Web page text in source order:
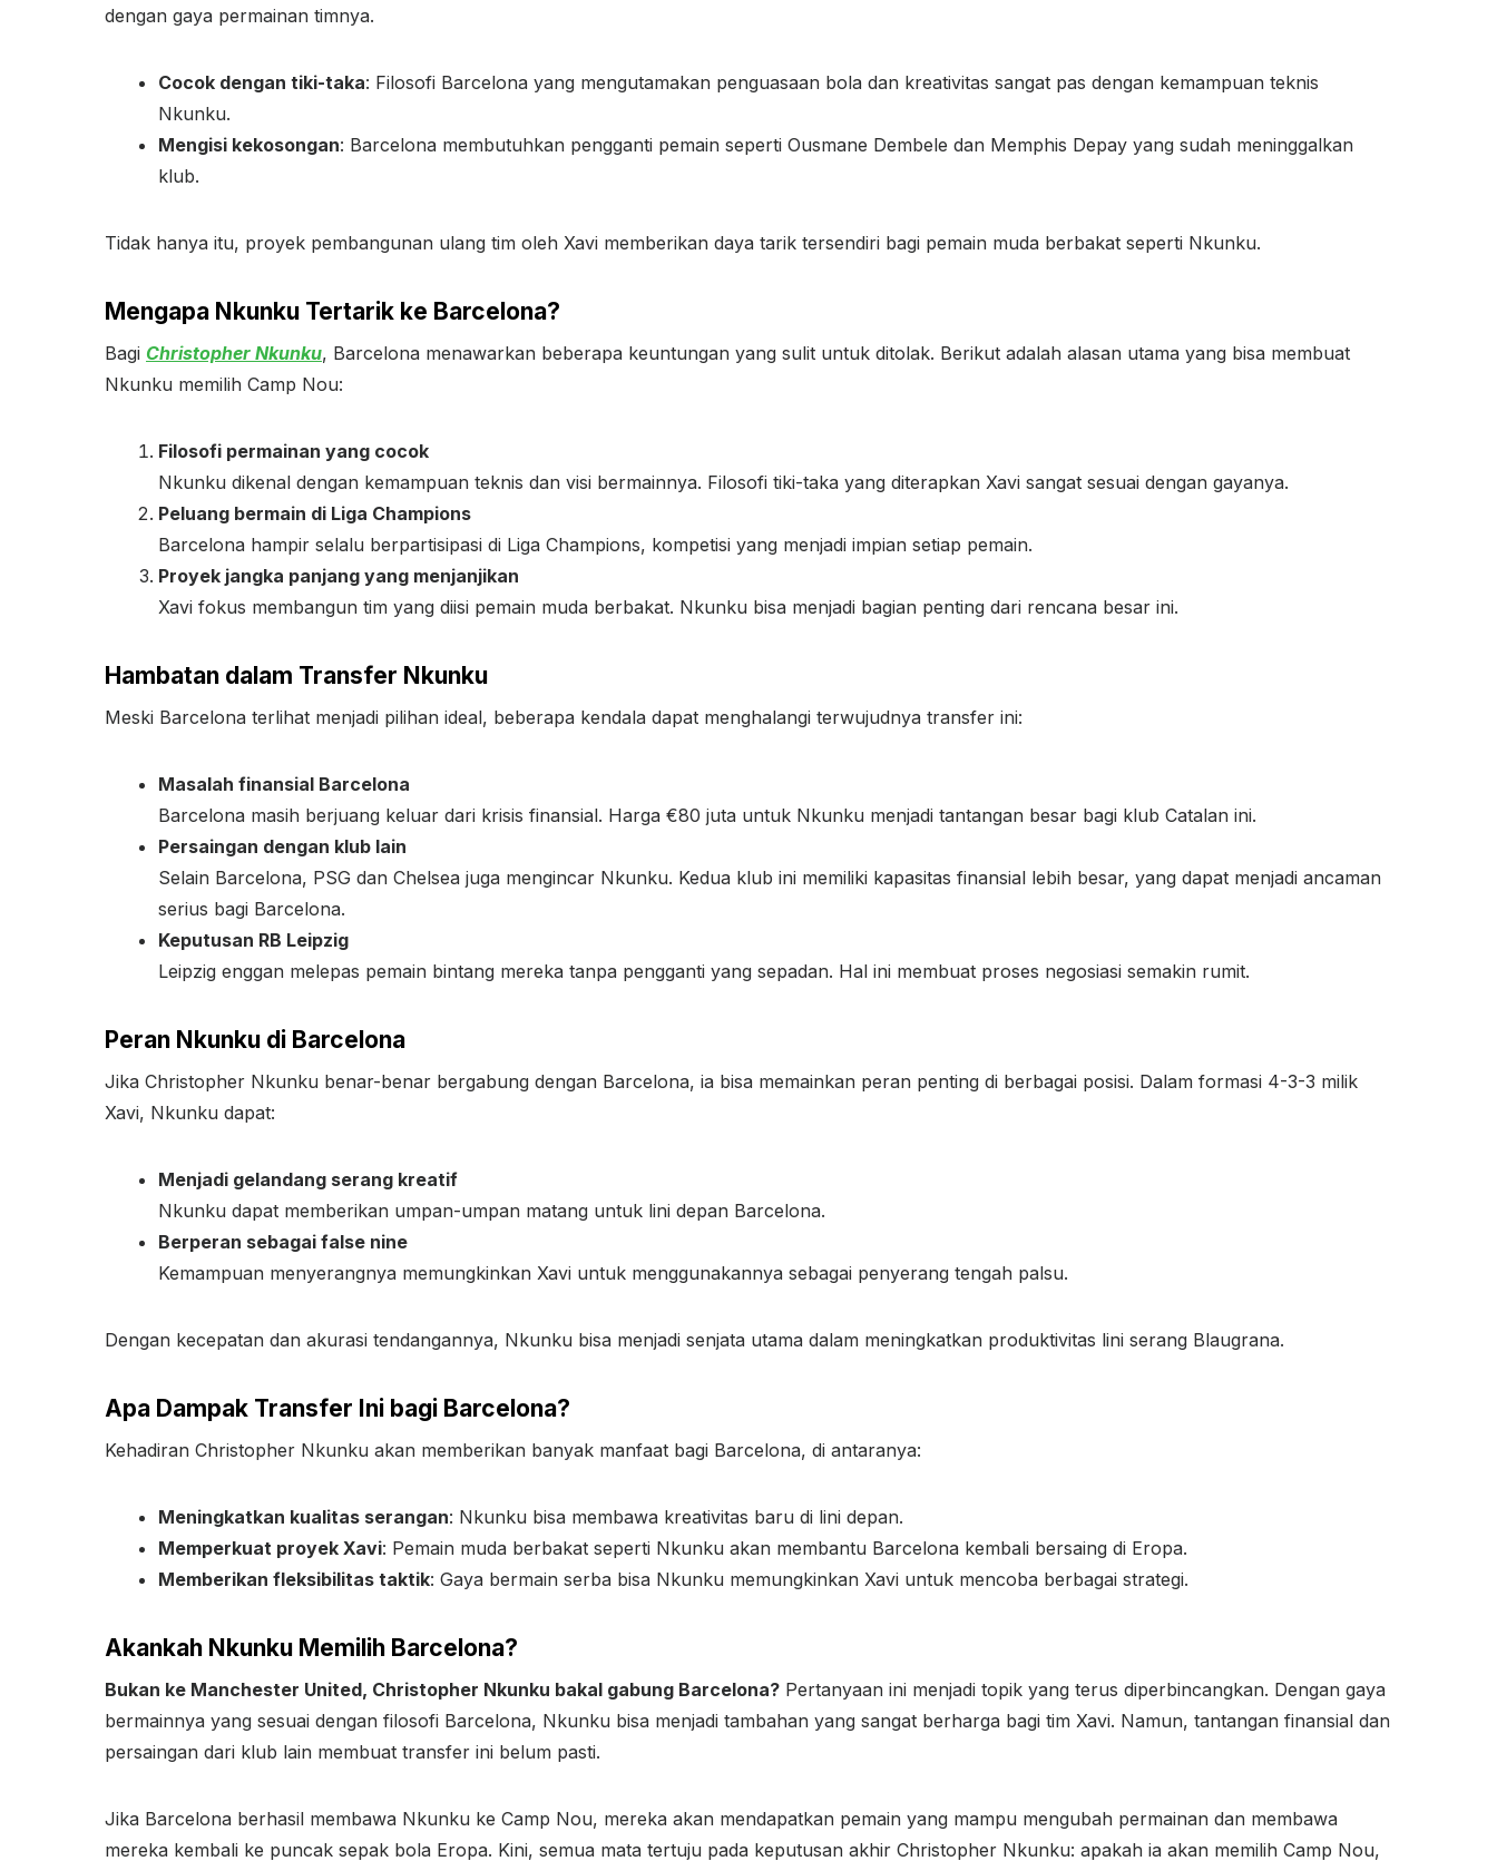
dengan gaya permainan timnya.
Cocok dengan tiki-taka: Filosofi Barcelona yang mengutamakan penguasaan bola dan kreativitas sangat pas dengan kemampuan teknis
Nkunku.
Mengisi kekosongan: Barcelona membutuhkan pengganti pemain seperti Ousmane Dembele dan Memphis Depay yang sudah meninggalkan
klub.
Tidak hanya itu, proyek pembangunan ulang tim oleh Xavi memberikan daya tarik tersendiri bagi pemain muda berbakat seperti Nkunku.
Mengapa Nkunku Tertarik ke Barcelona?
Bagi Christopher Nkunku, Barcelona menawarkan beberapa keuntungan yang sulit untuk ditolak. Berikut adalah alasan utama yang bisa membuat
Nkunku memilih Camp Nou:
Filosofi permainan yang cocok
Nkunku dikenal dengan kemampuan teknis dan visi bermainnya. Filosofi tiki-taka yang diterapkan Xavi sangat sesuai dengan gayanya.
Peluang bermain di Liga Champions
Barcelona hampir selalu berpartisipasi di Liga Champions, kompetisi yang menjadi impian setiap pemain.
Proyek jangka panjang yang menjanjikan
Xavi fokus membangun tim yang diisi pemain muda berbakat. Nkunku bisa menjadi bagian penting dari rencana besar ini.
Hambatan dalam Transfer Nkunku
Meski Barcelona terlihat menjadi pilihan ideal, beberapa kendala dapat menghalangi terwujudnya transfer ini:
Masalah finansial Barcelona
Barcelona masih berjuang keluar dari krisis finansial. Harga €80 juta untuk Nkunku menjadi tantangan besar bagi klub Catalan ini.
Persaingan dengan klub lain
Selain Barcelona, PSG dan Chelsea juga mengincar Nkunku. Kedua klub ini memiliki kapasitas finansial lebih besar, yang dapat menjadi ancaman
serius bagi Barcelona.
Keputusan RB Leipzig
Leipzig enggan melepas pemain bintang mereka tanpa pengganti yang sepadan. Hal ini membuat proses negosiasi semakin rumit.
Peran Nkunku di Barcelona
Jika Christopher Nkunku benar-benar bergabung dengan Barcelona, ia bisa memainkan peran penting di berbagai posisi. Dalam formasi 4-3-3 milik
Xavi, Nkunku dapat:
Menjadi gelandang serang kreatif
Nkunku dapat memberikan umpan-umpan matang untuk lini depan Barcelona.
Berperan sebagai false nine
Kemampuan menyerangnya memungkinkan Xavi untuk menggunakannya sebagai penyerang tengah palsu.
Dengan kecepatan dan akurasi tendangannya, Nkunku bisa menjadi senjata utama dalam meningkatkan produktivitas lini serang Blaugrana.
Apa Dampak Transfer Ini bagi Barcelona?
Kehadiran Christopher Nkunku akan memberikan banyak manfaat bagi Barcelona, di antaranya:
Meningkatkan kualitas serangan: Nkunku bisa membawa kreativitas baru di lini depan.
Memperkuat proyek Xavi: Pemain muda berbakat seperti Nkunku akan membantu Barcelona kembali bersaing di Eropa.
Memberikan fleksibilitas taktik: Gaya bermain serba bisa Nkunku memungkinkan Xavi untuk mencoba berbagai strategi.
Akankah Nkunku Memilih Barcelona?
Bukan ke Manchester United, Christopher Nkunku bakal gabung Barcelona? Pertanyaan ini menjadi topik yang terus diperbincangkan. Dengan gaya
bermainnya yang sesuai dengan filosofi Barcelona, Nkunku bisa menjadi tambahan yang sangat berharga bagi tim Xavi. Namun, tantangan finansial dan
persaingan dari klub lain membuat transfer ini belum pasti.
Jika Barcelona berhasil membawa Nkunku ke Camp Nou, mereka akan mendapatkan pemain yang mampu mengubah permainan dan membawa
mereka kembali ke puncak sepak bola Eropa. Kini, semua mata tertuju pada keputusan akhir Christopher Nkunku: apakah ia akan memilih Camp Nou,